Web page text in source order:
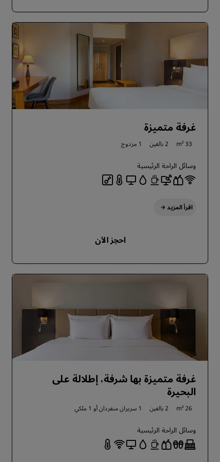
غرفة متميزة
33 m² 2 بالغين 1 مزدوج
وسائل الراحة الرئيسية
اقرأ المزيد
احجز الآن
غرفة متميزة بها شرفة، إطلالة على
البحيرة
26 m² 2 بالغين 1 سريران منفردان أو 1 ملكي
وسائل الراحة الرئيسية